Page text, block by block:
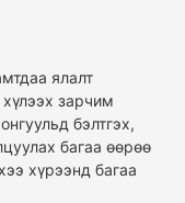
ялалт
зарчим
бэлтгэх,
багаа өөрөө
хүрээнд багаа